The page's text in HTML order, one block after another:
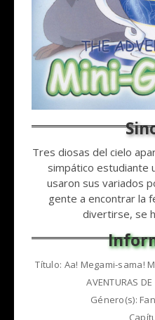
Tres diosas del cielo
simpático estudiante
usaron sus variados
gente a encontrar la
divertirse, se
Título: Aa! Megami-sama!
AVENTURAS
Género(s):